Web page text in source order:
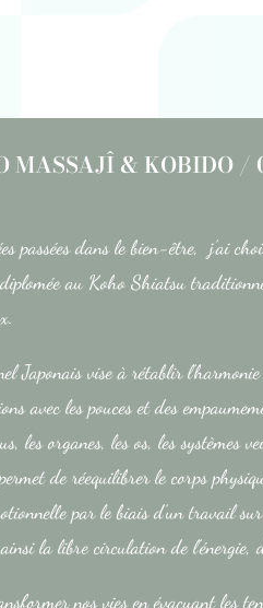
MASSAJÎ & KOBIDO /
passées dans le bien-être, j’ai
au Koho Shiatsu
Japonais vise à rétablir l’harmonie
avec les pouces et des
les organes, les os, les systèmes
de réequilibrer le corps
par le biais d’un travail
la libre circulation de l’énergie,
nos vies en évacuant les